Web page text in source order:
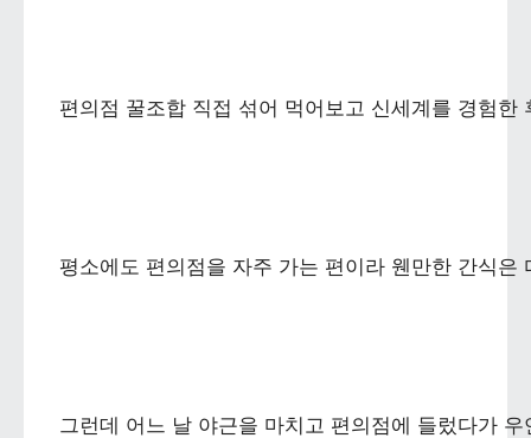
편의점 꿀조합 직접 섞어 먹어보고 신세계를 경험
평소에도 편의점을 자주 가는 편이라 웬만한 간식
그런데 어느 날 야근을 마치고 편의점에 들렀다가